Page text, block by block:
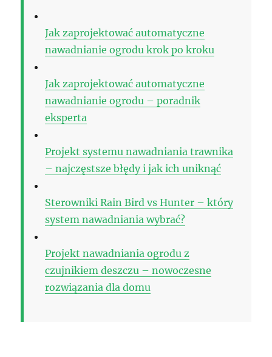
Jak zaprojektować automatyczne
nawadnianie ogrodu krok po kroku
Jak zaprojektować automatyczne
nawadnianie ogrodu – poradnik
eksperta
Projekt systemu nawadniania trawnika
– najczęstsze błędy i jak ich uniknąć
Sterowniki Rain Bird vs Hunter – który
system nawadniania wybrać?
Projekt nawadniania ogrodu z
czujnikiem deszczu – nowoczesne
rozwiązania dla domu